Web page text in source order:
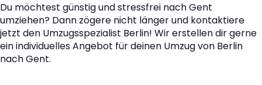
Du möchtest günstig und stressfrei nach Gent
umziehen? Dann zögere nicht länger und kontaktiere
jetzt den Umzugsspezialist Berlin! Wir erstellen dir gerne
ein individuelles Angebot für deinen Umzug von Berlin
nach Gent.